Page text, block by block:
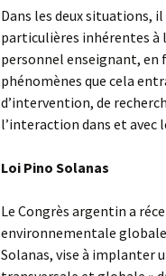
Dans les deux situations,
particulières inhérentes
personnel enseignant, en
phénomènes que cela
d’intervention, de
l’interaction dans et avec
Loi Pino Solanas
Le Congrès argentin a
environnementale
Solanas, vise à implanter